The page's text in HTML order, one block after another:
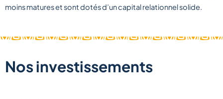
moins matures et sont dotés d’un capital relationnel solide.
Nos investissements